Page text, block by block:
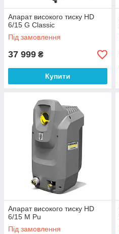
Апарат високого тиску HD
6/15 G Classic
Під замовлення
37 999 ₴
Купити
Апарат високого тиску HD
6/15 M Pu
Під замовлення